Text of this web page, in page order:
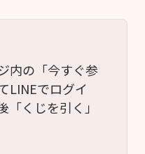
内の「今すぐ参
LINEでログイ
「くじを引く」